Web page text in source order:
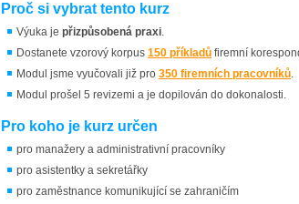
Proč si vybrat tento kurz
Výuka je přizpůsobená praxi.
Dostanete vzorový korpus 150 příkladů firemní
Modul jsme vyučovali již pro 350 firemních pracovníků.
Modul prošel 5 revizemi a je dopilován do dokonalosti.
Pro koho je kurz určen
pro manažery a administrativní pracovníky
pro asistentky a sekretářky
pro zaměstnance komunikující se zahraničím